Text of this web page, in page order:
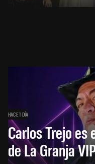
HACE 1 DÍA
Carlos Trejo
de La Granja